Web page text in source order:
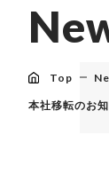
Ne
Top
本社移転のお